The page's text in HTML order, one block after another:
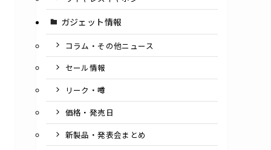
ガジェット情報
コラム・その他ニュース
セール情報
リーク・噂
価格・発売日
新製品・発表会まとめ